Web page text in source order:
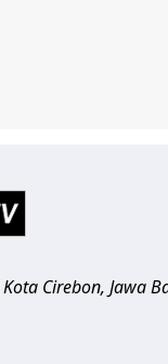
Kota Cirebon, Jawa